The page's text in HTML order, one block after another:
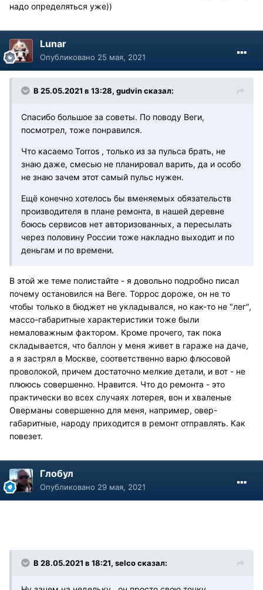
надо определяться уже))
Lunar
Опубликовано 25 мая, 2021
В 25.05.2021 в 13:28, gudvin сказал:
Спасибо большое за советы. По поводу Веги,
посмотрел, тоже понравился.
Что касаемо Torros , только из за пульса брать, не
знаю даже, смесью не планировал варить, да и особо
не знаю зачем этот самый пульс нужен.
Ещё конечно хотелось бы вменяемых обязательств
производителя в плане ремонта, в нашей деревне
боюсь сервисов нет авторизованных, а пересылать
через половину России тоже накладно выходит и по
деньгам и по времени.
В этой же теме полистайте - я довольно подробно писал
почему остановился на Веге. Торрос дороже, он не то
чтобы только в бюджет не укладывался, но как-то не "лег",
массо-габаритные характеристики тоже были
немаловажным фактором. Кроме прочего, так пока
складывается, что баллон у меня живет в гараже на даче,
а я застрял в Москве, соответственно варю флюсовой
проволокой, причем достаточно мелкие детали, и вот - не
плююсь совершенно. Нравится. Что до ремонта - это
практически во всех случаях лотерея, вон и хваленые
Оверманы совершенно для меня, например, овер-
габаритные, народу приходится в ремонт отправлять. Как
повезет.
Глобул
Опубликовано 29 мая, 2021
В 28.05.2021 в 18:21, selco сказал: